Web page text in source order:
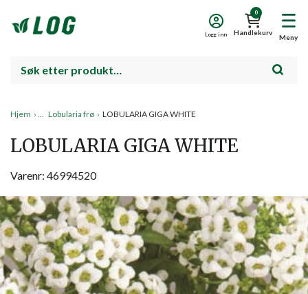
Meny
0
Handlekurv
Logg inn
Hjem › Lobularia frø › LOBULARIA GIGA WHITE
LOBULARIA GIGA WHITE
Varenr: 46994520